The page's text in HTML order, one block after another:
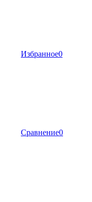
Избранное0
Сравнение0